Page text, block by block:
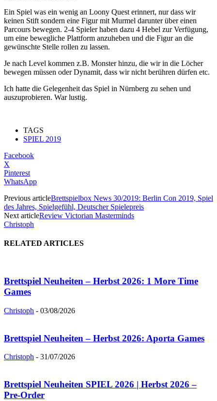
Ein Spiel was ein wenig an Loony Quest erinnert, nur dass wir
keinen Stift sondern eine Figur mit Murmel darunter über einen
Parcours bewegen. 2-4 Spieler haben dazu 4 Hebel zur Verfügung,
um eine bewegliche Plattform anzuheben und die Figur an die
gewünschte Stelle rollen zu lassen.
Je nach Level kommen z.B. Monster hinzu, die wir in die Löcher
bewegen müssen oder Dynamit, dass wir nicht berühren dürfen etc.
Ich hatte die Gelegenheit das Spiel in Nürnberg zu sehen und
auszuprobieren. War lustig.
TAGS
SPIEL 2019
Facebook
X
Pinterest
WhatsApp
Previous articleBrettspielbox News 30/2019: Berlin Con 2019, Spiel
des Jahres, Spielgefühl, Deutscher Spielepreis
Next articleReview Victorian Masterminds
Christoph
RELATED ARTICLES
Brettspiel Neuheiten – Herbst 2026: 1 More Time
Games
Christoph - 03/08/2026
Brettspiel Neuheiten – Herbst 2026: Aporta Games
Christoph - 31/07/2026
Brettspiel Neuheiten SPIEL 2026 | Herbst 2026 –
Pre-Order